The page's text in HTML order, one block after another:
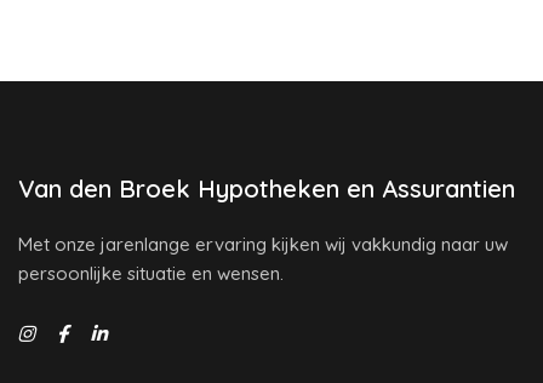
Van den Broek Hypotheken en Assurantien
Met onze jarenlange ervaring kijken wij vakkundig naar uw
persoonlijke situatie en wensen.